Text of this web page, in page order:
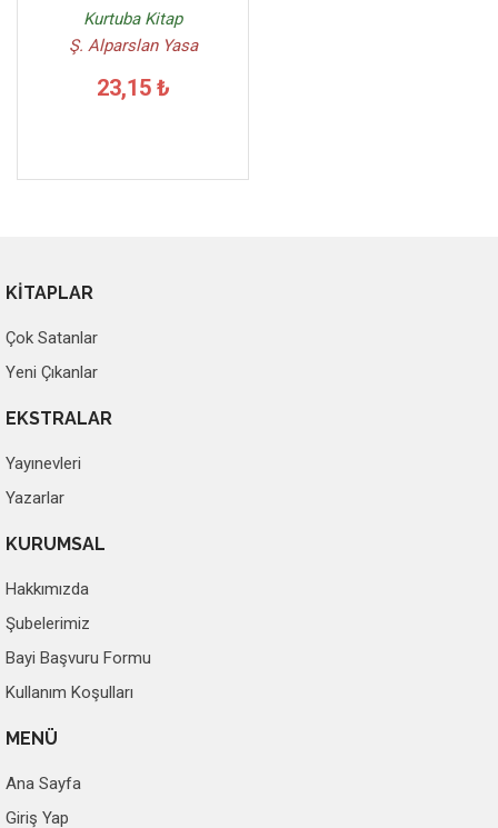
Kurtuba Kitap
Ş. Alparslan Yasa
23,15 ₺
KİTAPLAR
Çok Satanlar
Yeni Çıkanlar
EKSTRALAR
Yayınevleri
Yazarlar
KURUMSAL
Hakkımızda
Şubelerimiz
Bayi Başvuru Formu
Kullanım Koşulları
MENÜ
Ana Sayfa
Giriş Yap